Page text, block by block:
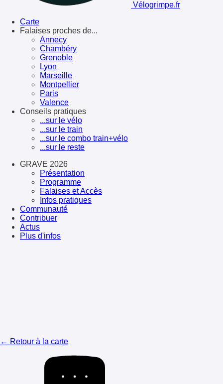
Vélogrimpe.fr
Carte
Falaises proches de...
Annecy
Chambéry
Grenoble
Lyon
Marseille
Montpellier
Paris
Valence
Conseils pratiques
...sur le vélo
...sur le train
...sur le combo train+vélo
...sur le reste
GRAVE 2026
Présentation
Programme
Falaises et Accès
Infos pratiques
Communauté
Contribuer
Actus
Plus d'infos
← Retour à la carte